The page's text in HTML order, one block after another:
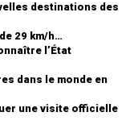
destinations des
29 km/h…
l’État
dans le monde en
une visite officielle